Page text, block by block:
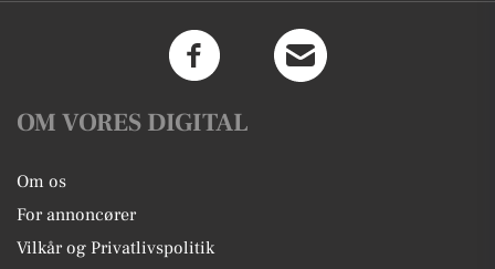
OM VORES DIGITAL
Om os
For annoncører
Vilkår og Privatlivspolitik